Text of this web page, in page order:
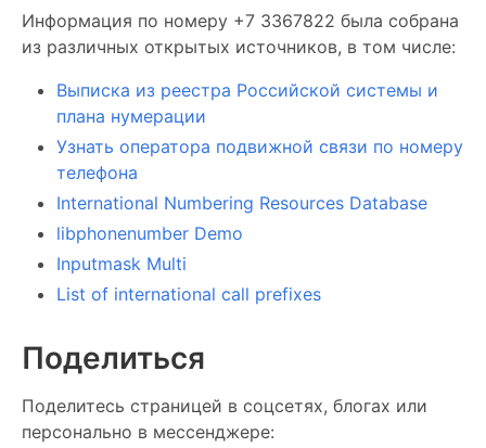
Информация по номеру +7 3367822 была собрана
из различных открытых источников, в том числе:
Выписка из реестра Российской системы и
плана нумерации
Узнать оператора подвижной связи по номеру
телефона
International Numbering Resources Database
libphonenumber Demo
Inputmask Multi
List of international call prefixes
Поделиться
Поделитесь страницей в соцсетях, блогах или
персонально в мессенджере: